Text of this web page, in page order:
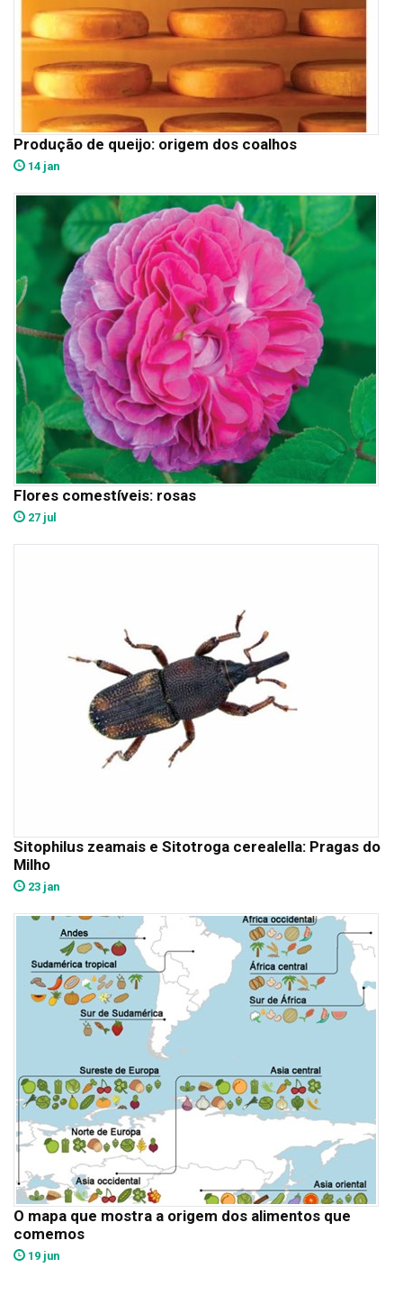
Produção de queijo: origem dos coalhos
14 jan
Flores comestíveis: rosas
27 jul
Sitophilus zeamais e Sitotroga cerealella: Pragas do
Milho
23 jan
O mapa que mostra a origem dos alimentos que
comemos
19 jun